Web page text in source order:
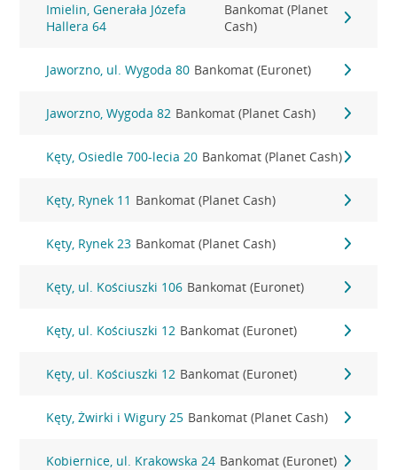
Imielin, Generała Józefa
Hallera 64
Bankomat (Planet
Cash)
Jaworzno, ul. Wygoda 80 Bankomat (Euronet)
Jaworzno, Wygoda 82 Bankomat (Planet Cash)
Kęty, Osiedle 700-lecia 20 Bankomat (Planet Cash)
Kęty, Rynek 11 Bankomat (Planet Cash)
Kęty, Rynek 23 Bankomat (Planet Cash)
Kęty, ul. Kościuszki 106 Bankomat (Euronet)
Kęty, ul. Kościuszki 12 Bankomat (Euronet)
Kęty, ul. Kościuszki 12 Bankomat (Euronet)
Kęty, Żwirki i Wigury 25 Bankomat (Planet Cash)
Kobiernice, ul. Krakowska 24 Bankomat (Euronet)